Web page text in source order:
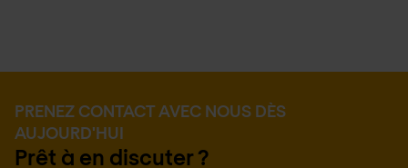
PRENEZ CONTACT AVEC NOUS DÈS
AUJOURD'HUI
Prêt à en discuter ?